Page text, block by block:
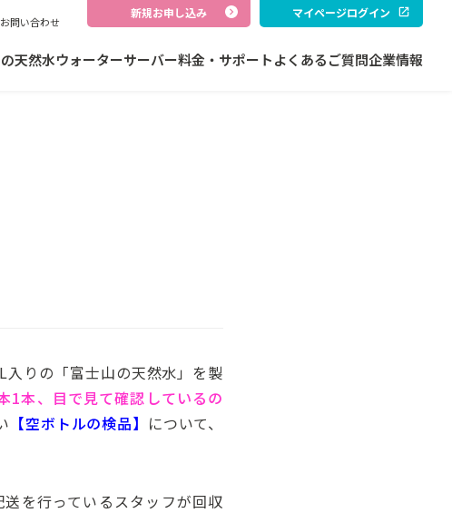
お問い合わせ
新規お申し込み マイページログイン
天然水ウォーターサーバー料金・サポートよくあるご質問企業情報
りの「富士山の天然水」を製
1本、目で見て確認しているの
【空ボトルの検品】 について、
を行っているスタッフが回収